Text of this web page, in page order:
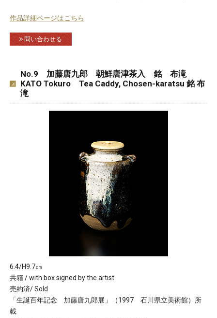
作品詳細ページはこちら
問い合わせる
No.9 加藤唐九郎 朝鮮唐津茶入 銘 布滝
KATO Tokuro Tea Caddy, Chosen-karatsu 銘 布
滝
6.4/H9.7㎝
共箱 / with box signed by the artist
売約済/ Sold
「生誕百年記念 加藤唐九郎展」（1997 石川県立美術館）所
載